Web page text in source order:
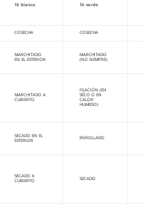
Té blanco Té verde
COSECHA COSECHA
MARCHITADO
EN EL EXTERIOR
MARCHITADO
(NO SIEMPRE)
MARCHITADO A
CUBIERTO
FIJACIÓN (EN
SECO O EN
CALOR
HUMEDO)
SECADO EN EL
EXTERIOR
ENROLLADO
SECADO A
CUBIERTO
SECADO